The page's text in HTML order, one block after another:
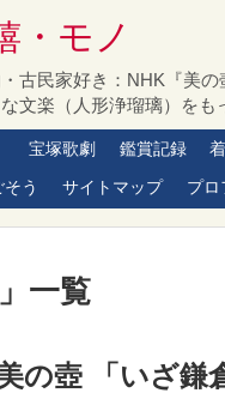
・モノ
古民家好き：NHK『美
文楽（人形浄瑠璃）を
宝塚歌劇 鑑賞記録
う サイトマップ プロ
」 一覧
の壺 「いざ鎌